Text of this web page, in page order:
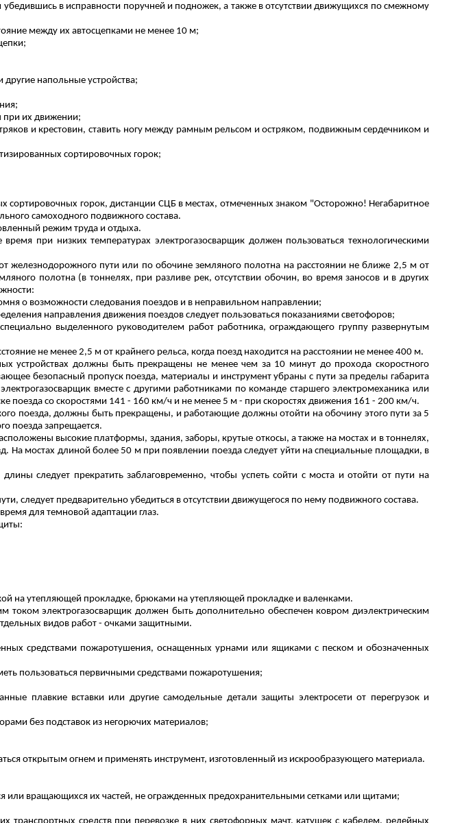
в исправности поручней и подножек, а также в отсутствии движущихся по смежному
между их автосцепками не менее 10 м;
напольные устройства;
при их движении;
и крестовин, ставить ногу между рамным рельсом и остряком, подвижным сердечником и
сортировочных горок;
горок, дистанции СЦБ в местах, отмеченных знаком "Осторожно! Негабаритное
самоходного подвижного состава.
режим труда и отдыха.
при низких температурах электрогазосварщик должен пользоваться технологическими
железнодорожного пути или по обочине земляного полотна на расстоянии не ближе 2,5 м от
полотна (в тоннелях, при разливе рек, отсутствии обочин, во время заносов и в других
о возможности следования поездов и в неправильном направлении;
направления движения поездов следует пользоваться показаниями светофоров;
выделенного руководителем работ работника, ограждающего группу развернутым
не менее 2,5 м от крайнего рельса, когда поезд находится на расстоянии не менее 400 м.
устройствах должны быть прекращены не менее чем за 10 минут до прохода скоростного
безопасный пропуск поезда, материалы и инструмент убраны с пути за пределы габарита
вместе с другими работниками по команде старшего электромеханика или
поезда со скоростями 141 - 160 км/ч и не менее 5 м - при скоростях движения 161 - 200 км/ч.
поезда, должны быть прекращены, и работающие должны отойти на обочину этого пути за 5
поезда запрещается.
высокие платформы, здания, заборы, крутые откосы, а также на мостах и в тоннелях,
На мостах длиной более 50 м при появлении поезда следует уйти на специальные площадки, в
следует прекратить заблаговременно, чтобы успеть сойти с моста и отойти от пути на
следует предварительно убедиться в отсутствии движущегося по нему подвижного состава.
для темновой адаптации глаз.
на утепляющей прокладке, брюками на утепляющей прокладке и валенками.
электрогазосварщик должен быть дополнительно обеспечен ковром диэлектрическим
видов работ - очками защитными.
средствами пожаротушения, оснащенных урнами или ящиками с песком и обозначенных
пользоваться первичными средствами пожаротушения;
плавкие вставки или другие самодельные детали защиты электросети от перегрузок и
без подставок из негорючих материалов;
открытым огнем и применять инструмент, изготовленный из искрообразующего материала.
вращающихся их частей, не огражденных предохранительными сетками или щитами;